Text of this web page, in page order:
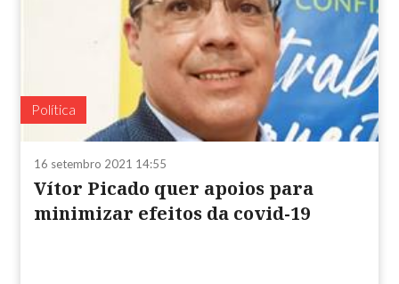
Política
16 setembro 2021 14:55
Vítor Picado quer apoios para
minimizar efeitos da covid-19